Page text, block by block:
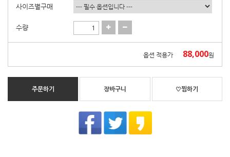
사이즈별구매
수량
옵션 적용가 88,000원
주문하기 장바구니 ♡찜하기